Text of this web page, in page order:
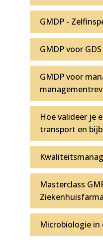
GMDP -
GMDP voor GDS
GMDP voor
Hoe valideer je
transport en
Masterclass
Microbiologie in